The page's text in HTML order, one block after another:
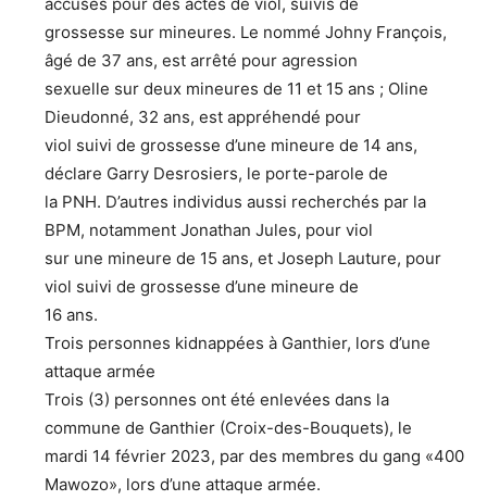
grossesse sur mineures. Le nommé Johny François,
âgé de 37 ans, est arrêté pour agression
sexuelle sur deux mineures de 11 et 15 ans ; Oline
Dieudonné, 32 ans, est appréhendé pour
viol suivi de grossesse d’une mineure de 14 ans,
déclare Garry Desrosiers, le porte-parole de
la PNH. D’autres individus aussi recherchés par la
BPM, notamment Jonathan Jules, pour viol
sur une mineure de 15 ans, et Joseph Lauture, pour
viol suivi de grossesse d’une mineure de
16 ans.
Trois personnes kidnappées à Ganthier, lors d’une
attaque armée
Trois (3) personnes ont été enlevées dans la
commune de Ganthier (Croix-des-Bouquets), le
mardi 14 février 2023, par des membres du gang «400
Mawozo», lors d’une attaque armée.